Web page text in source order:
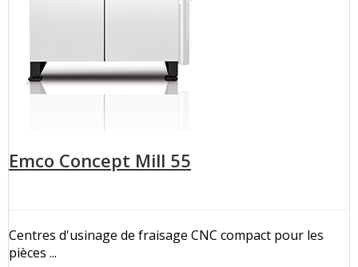
Emco Concept Mill 55
Centres d'usinage de fraisage CNC compact pour les
pièces ...